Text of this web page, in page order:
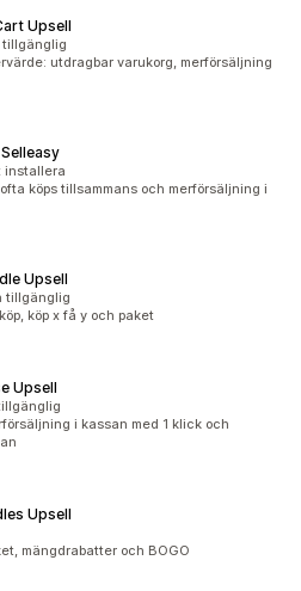
Upsell
tillgänglig
utdragbar varukorg, merförsäljning
installera
köps tillsammans och merförsäljning i
Upsell
tillgänglig
köp x få y och paket
Upsell
i kassan med 1 klick och
Upsell
mängdrabatter och BOGO